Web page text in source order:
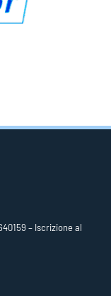
– Iscrizione al